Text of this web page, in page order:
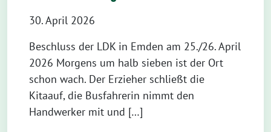
30. April 2026
Beschluss der LDK in Emden am 25./26. April
2026 Morgens um halb sieben ist der Ort
schon wach. Der Erzieher schließt die
Kitaauf, die Busfahrerin nimmt den
Handwerker mit und […]